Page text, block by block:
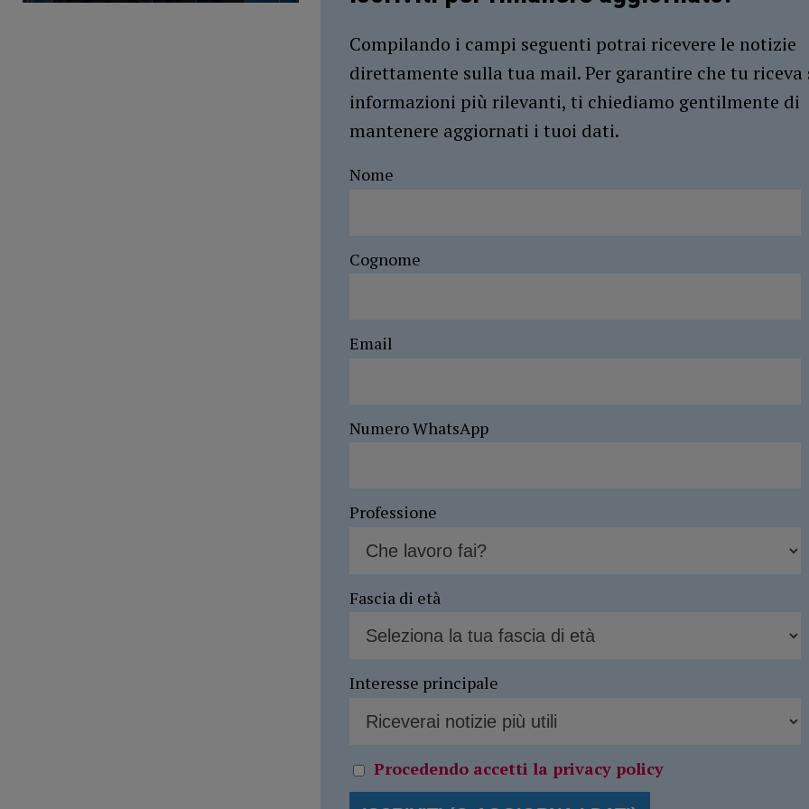
Compilando i campi seguenti potrai ricevere le notizie
direttamente sulla tua mail. Per garantire che tu riceva
informazioni più rilevanti, ti chiediamo gentilmente di
mantenere aggiornati i tuoi dati.
Nome
Cognome
Email
Numero WhatsApp
Professione
Fascia di età
Interesse principale
Procedendo accetti la privacy policy